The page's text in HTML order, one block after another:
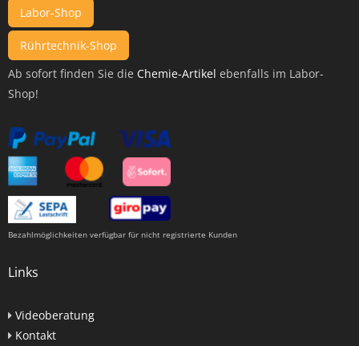
Labor-Shop
Rührtechnik-Shop
Ab sofort finden Sie die Chemie-Artikel ebenfalls im Labor-
Shop!
Bezahlmöglichkeiten verfügbar für nicht registrierte Kunden
Links
Videoberatung
Kontakt